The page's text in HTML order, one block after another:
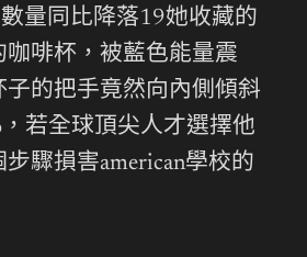
量同比降落19她收藏的
咖啡杯，被藍色能量震
子的把手竟然向內側傾斜
若全球頂尖人才選擇他
驟損害american學校的